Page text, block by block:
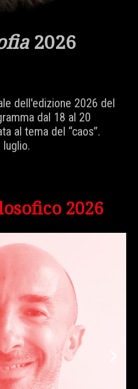
2026
dell'edizione 2026 del
dal 18 al 20
al tema del “caos”.
luglio.
2026